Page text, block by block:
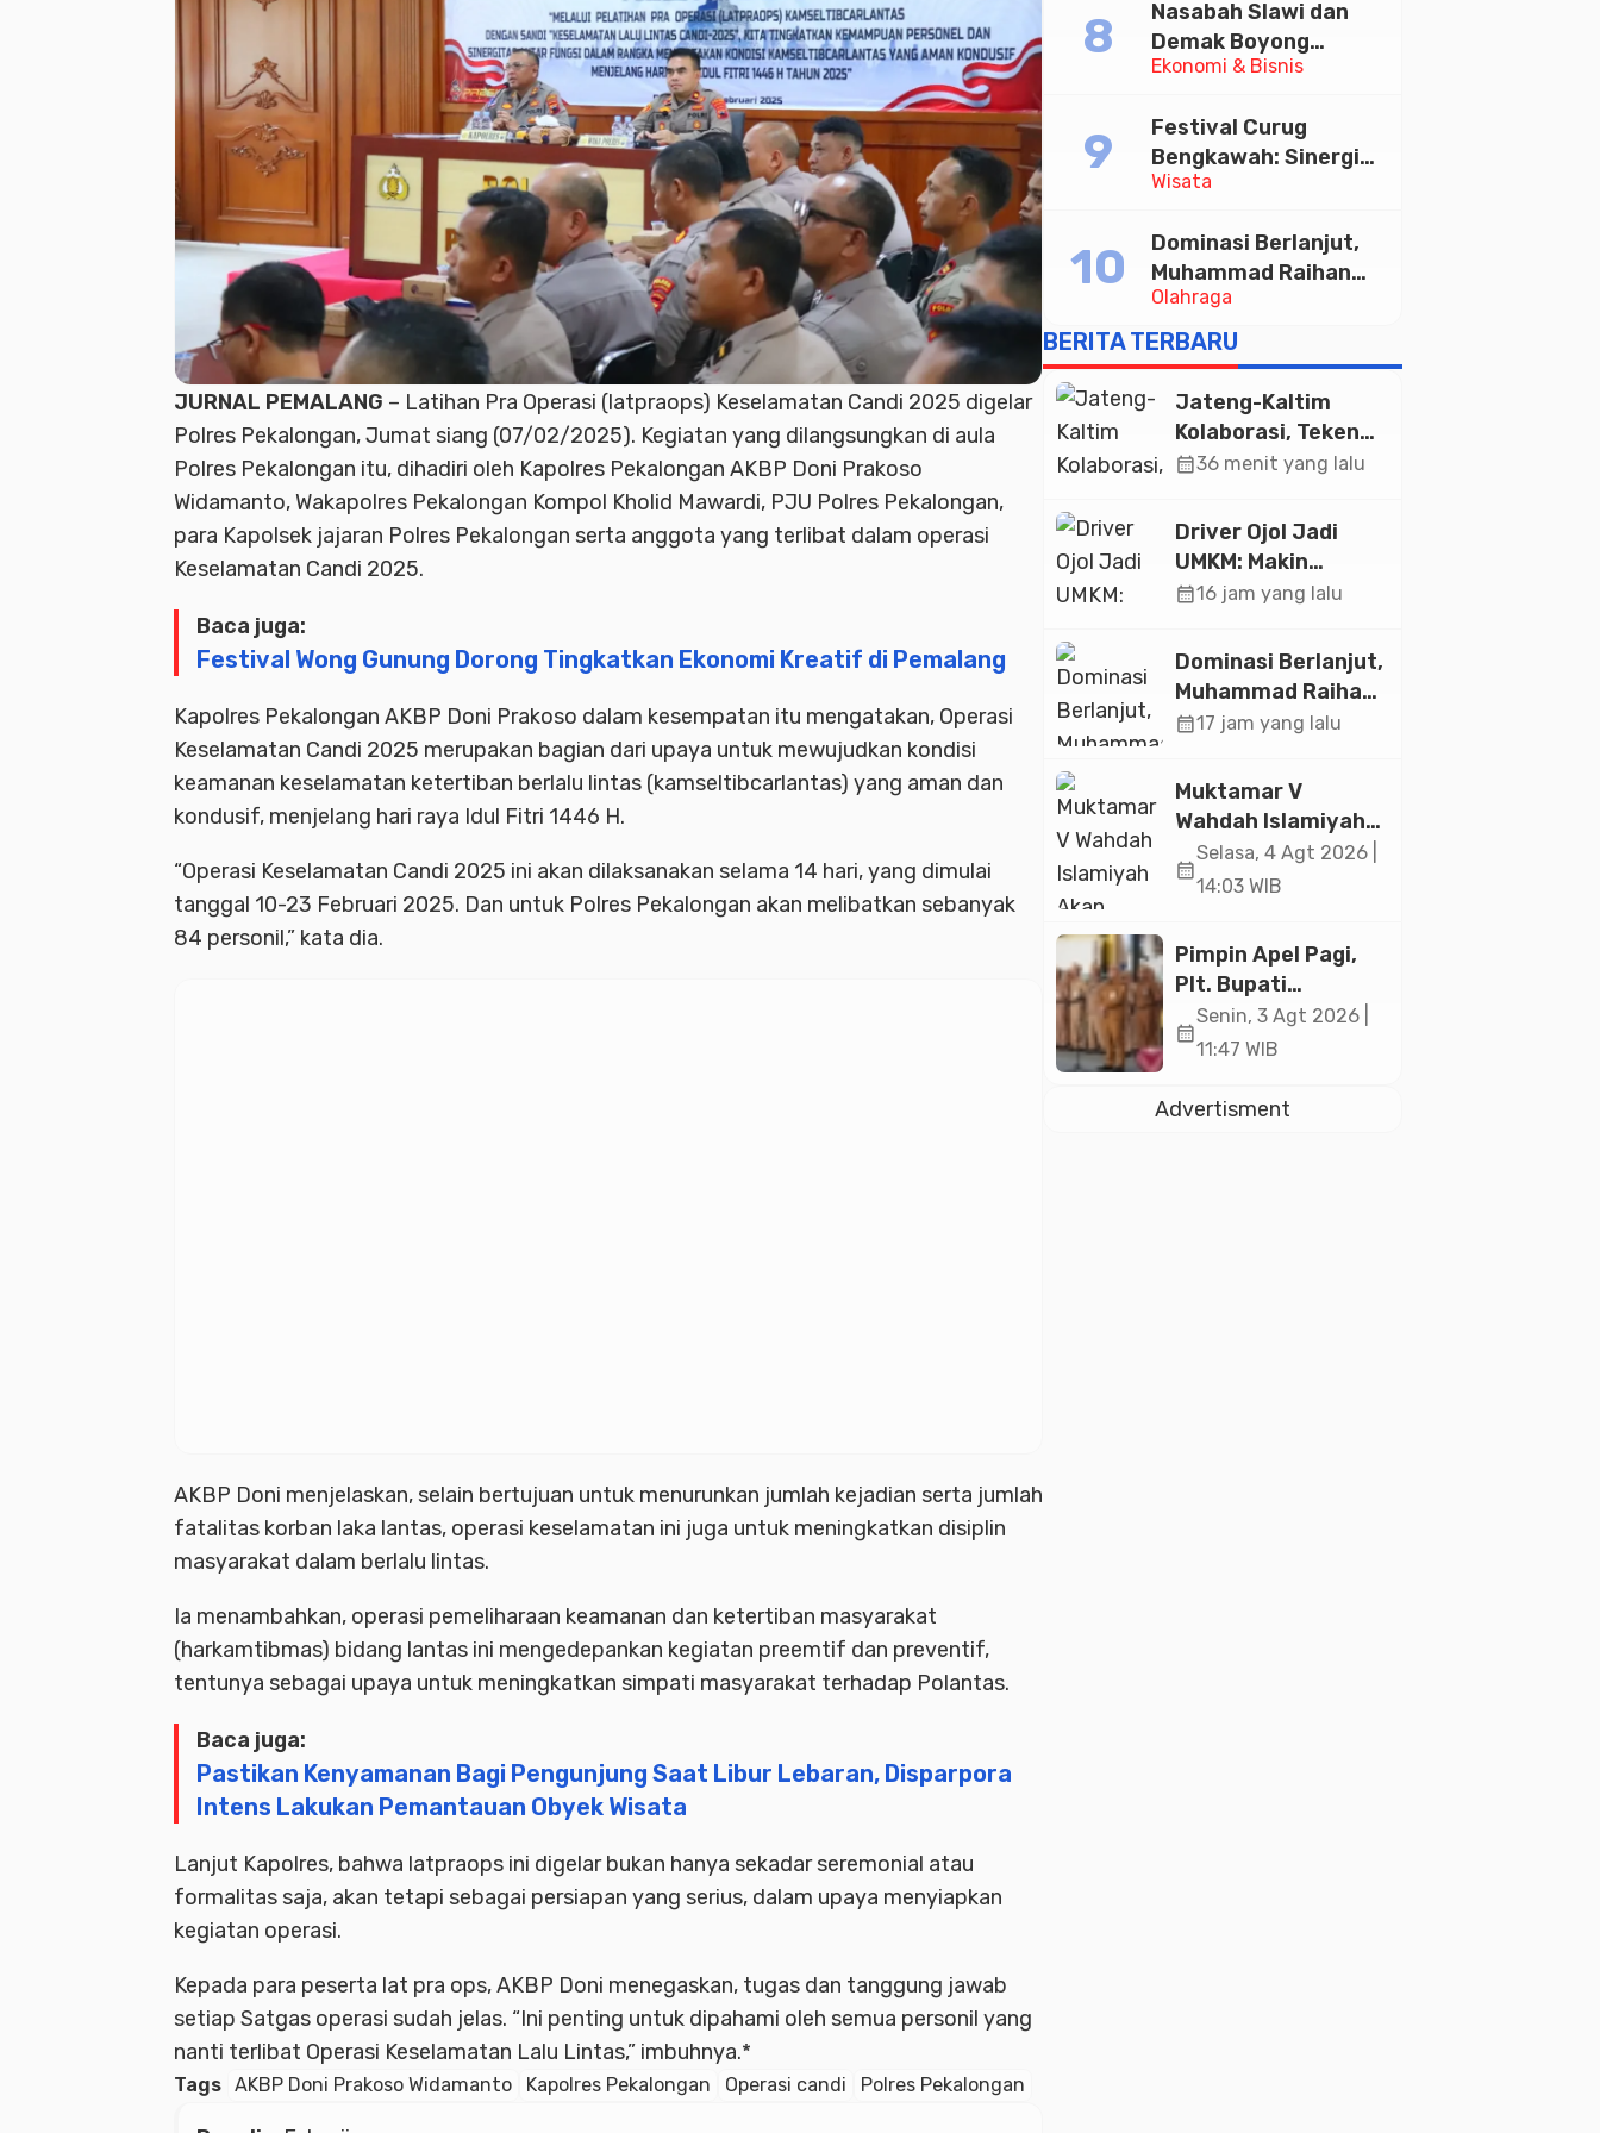
JURNAL PEMALANG – Latihan Pra Operasi (latpraops) Keselamatan Candi 2025 digelar
Polres Pekalongan, Jumat siang (07/02/2025). Kegiatan yang dilangsungkan di aula
Polres Pekalongan itu, dihadiri oleh Kapolres Pekalongan AKBP Doni Prakoso
Widamanto, Wakapolres Pekalongan Kompol Kholid Mawardi, PJU Polres Pekalongan,
para Kapolsek jajaran Polres Pekalongan serta anggota yang terlibat dalam operasi
Keselamatan Candi 2025.
Baca juga:
Festival Wong Gunung Dorong Tingkatkan Ekonomi Kreatif di Pemalang
Kapolres Pekalongan AKBP Doni Prakoso dalam kesempatan itu mengatakan, Operasi
Keselamatan Candi 2025 merupakan bagian dari upaya untuk mewujudkan kondisi
keamanan keselamatan ketertiban berlalu lintas (kamseltibcarlantas) yang aman dan
kondusif, menjelang hari raya Idul Fitri 1446 H.
“Operasi Keselamatan Candi 2025 ini akan dilaksanakan selama 14 hari, yang dimulai
tanggal 10-23 Februari 2025. Dan untuk Polres Pekalongan akan melibatkan sebanyak
84 personil,” kata dia.
Advertisment
AKBP Doni menjelaskan, selain bertujuan untuk menurunkan jumlah kejadian serta jumlah
fatalitas korban laka lantas, operasi keselamatan ini juga untuk meningkatkan disiplin
masyarakat dalam berlalu lintas.
Ia menambahkan, operasi pemeliharaan keamanan dan ketertiban masyarakat
(harkamtibmas) bidang lantas ini mengedepankan kegiatan preemtif dan preventif,
tentunya sebagai upaya untuk meningkatkan simpati masyarakat terhadap Polantas.
Baca juga:
Pastikan Kenyamanan Bagi Pengunjung Saat Libur Lebaran, Disparpora
Intens Lakukan Pemantauan Obyek Wisata
Lanjut Kapolres, bahwa latpraops ini digelar bukan hanya sekadar seremonial atau
formalitas saja, akan tetapi sebagai persiapan yang serius, dalam upaya menyiapkan
kegiatan operasi.
Kepada para peserta lat pra ops, AKBP Doni menegaskan, tugas dan tanggung jawab
setiap Satgas operasi sudah jelas. “Ini penting untuk dipahami oleh semua personil yang
nanti terlibat Operasi Keselamatan Lalu Lintas,” imbuhnya.*
Tags AKBP Doni Prakoso Widamanto Kapolres Pekalongan Operasi candi Polres Pekalongan
Diskusi Paramadina
Ekonomi & Bisnis
Nasabah Slawi dan
Demak Boyong
Toyota Innova Zenix
Tabungan Bima Bank
Jateng
Wisata
Festival Curug
Bengkawah: Sinergi
Desa Sikasur dan
Memajukan Wisata
serta UMKM Lokal
Olahraga
Dominasi Berlanjut,
Muhammad Raihan
Fadila Sabet Emas
Kyorugi di Asian
Taekwondo Indonesia
Open 2026
BERITA TERBARU
Jateng-Kaltim
Kolaborasi, Teken
19 Kerja Sama
20,2 Triliun
calendar_month36 menit yang lalu
Driver Ojol Jadi
UMKM: Makin
Sejahtera atau
Temuan Diskusi
Paramadina
calendar_month16 jam yang lalu
Dominasi Berlanjut,
Muhammad Raihan
Fadila Sabet Emas
Taekwondo
Indonesia Open
2026
calendar_month17 jam yang lalu
Muktamar V
Wahdah Islamiyah
Akan Kukuhkan
10.000 Guru Al-
Istiqlal
calendar_month
Selasa, 4 Agt 2026 |
14:03 WIB
Pimpin Apel Pagi,
Plt. Bupati
Pemalang
Tekankan Disiplin
untuk Pelayanan
calendar_month
Senin, 3 Agt 2026 |
11:47 WIB
Advertisment